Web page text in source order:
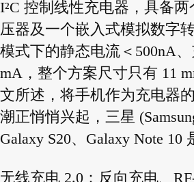
I²C 控制线性充电器，具备
压器及一个嵌入式模拟数字
模式下的静态电流＜500nA
mA，整个方案尺寸只有 11
文所述，将手机作为充电器
潮正悄悄兴起，三星
Galaxy S20、Galaxy Note 10
无线充电 2.0：反向充电、